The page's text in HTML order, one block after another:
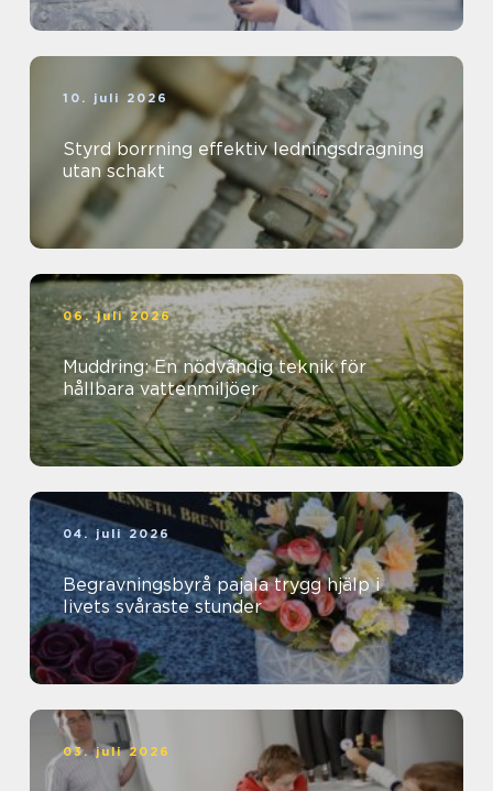
10. juli 2026
Styrd borrning effektiv ledningsdragning
utan schakt
06. juli 2026
Muddring: En nödvändig teknik för
hållbara vattenmiljöer
04. juli 2026
Begravningsbyrå pajala trygg hjälp i
livets svåraste stunder
03. juli 2026